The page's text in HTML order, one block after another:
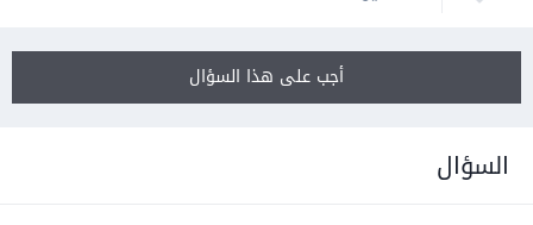
أجب على هذا السؤال
السؤال